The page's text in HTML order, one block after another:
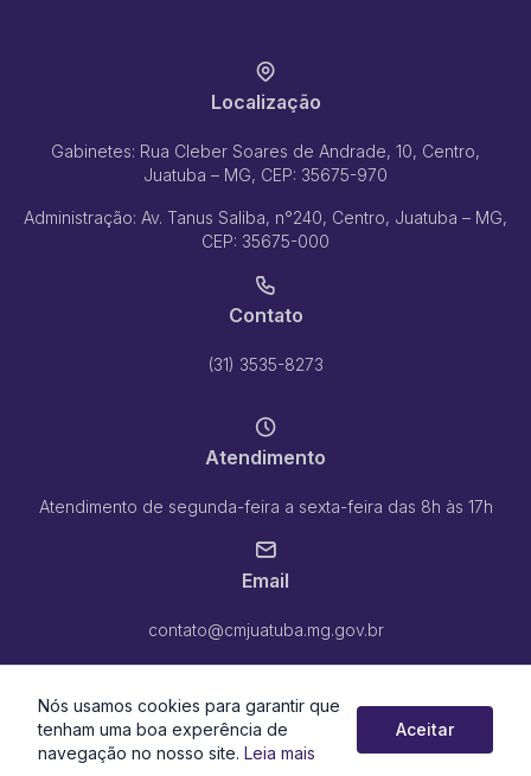
Localização
Gabinetes: Rua Cleber Soares de Andrade, 10, Centro,
Juatuba – MG, CEP: 35675-970
Administração: Av. Tanus Saliba, n°240, Centro, Juatuba – MG,
CEP: 35675-000
Contato
(31) 3535-8273
Atendimento
Atendimento de segunda-feira a sexta-feira das 8h às 17h
Email
contato@cmjuatuba.mg.gov.br
Nós usamos cookies para garantir que
tenham uma boa experência de
navegação no nosso site. Leia mais
Aceitar